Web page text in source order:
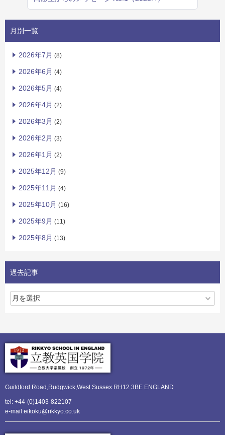
月別一覧
2026年7月 (8)
2026年6月 (4)
2026年5月 (4)
2026年4月 (2)
2026年3月 (2)
2026年2月 (3)
2026年1月 (2)
2025年12月 (9)
2025年11月 (4)
2025年10月 (16)
2025年9月 (11)
2025年8月 (13)
過去記事
Guildford Road,Rudgwick,West Sussex RH12 3BE ENGLAND
tel: +44-(0)1403-822107
e-mail:eikoku@rikkyo.co.uk